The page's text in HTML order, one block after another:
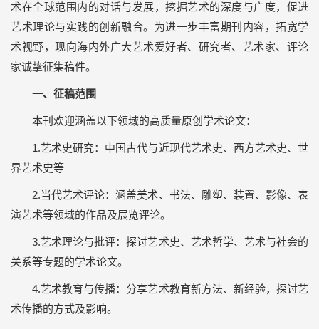
术在全球范围内的对话与发展，挖掘艺术的深度与广度，促进
艺术理论与实践的创新融合。为进一步丰富期刊内容，拓宽学
术视野，现向海内外广大艺术爱好者、研究者、艺术家、评论
家诚挚征集稿件。
一、征稿范围
本刊欢迎涵盖以下领域的高质量原创学术论文：
1.艺术史研究：中国古代与近现代艺术史、西方艺术史、世
界艺术史等
2.当代艺术评论：涵盖美术、书法、雕塑、装置、影像、表
演艺术等领域的作品及展览评论。
3.艺术理论与批评：探讨艺术史、艺术哲学、艺术与社会的
关系等专题的学术论文。
4.艺术教育与传播：分享艺术教育新方法、新经验，探讨艺
术传播的方式及影响。